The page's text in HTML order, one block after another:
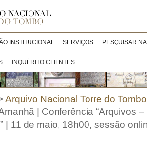
INSTITUCIONAL SERVIÇOS PESQUISAR
INQUÉRITO CLIENTES
Arquivo Nacional Torre do Tombo
| Conferência “Arquivos
| 11 de maio, 18h00, sessão